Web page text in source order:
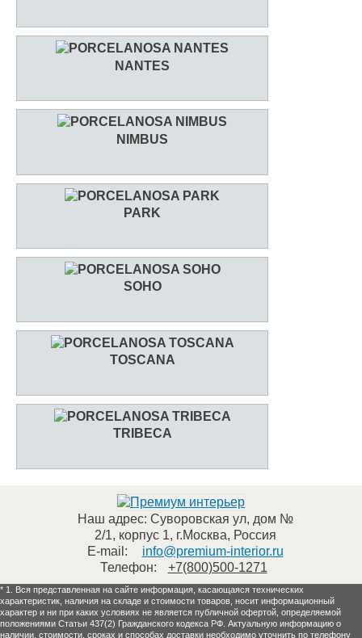
NANTES
NIMBUS
PARK
SOHO
TOSCANA
TRIBECA
Наш адрес: Суворовская ул, дом №
2/1, корпус 1, г.Москва, Россия
E-mail:
info@premium-interior.ru
Телефон:
+7(800)500-1271
* 1. Вся представленная на сайте информация, касающаяся технических
характеристик, наличия на складе и стоимости товаров, носит информационный
характер и ни при каких условиях не является публичной офертой, определяемой
положениями Статьи 437(2) Гражданского кодекса РФ. Актуальную информацию о
наличии, стоимости, сроках и способах доставки необходимо уточнить по телефону